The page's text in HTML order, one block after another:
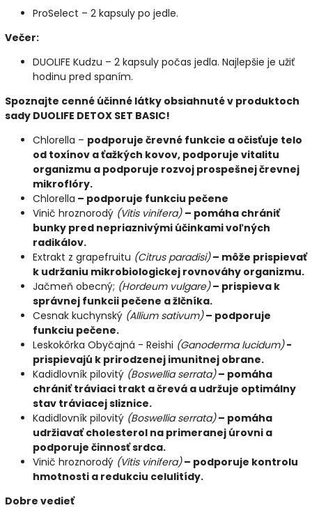
ProSelect – 2 kapsuly po jedle.
Večer:
DUOLIFE Kudzu – 2 kapsuly počas jedla. Najlepšie je užiť
hodinu pred spaním.
Spoznajte cenné účinné látky obsiahnuté v produktoch
sady DUOLIFE DETOX SET BASIC!
Chlorella – podporuje črevné funkcie a očisťuje telo
od toxínov a ťažkých kovov, podporuje vitalitu
organizmu a podporuje rozvoj prospešnej črevnej
mikroflóry.
Chlorella – podporuje funkciu pečene
Vinič hroznorodý (Vitis vinifera) – pomáha chrániť
bunky pred nepriaznivými účinkami voľných
radikálov.
Extrakt z grapefruitu (Citrus paradisi)– môže prispievať
k udržaniu mikrobiologickej rovnováhy organizmu.
Jačmeň obecný; (Hordeum vulgare)– prispieva k
správnej funkcii pečene a žlčníka.
Cesnak kuchynský (Allium sativum)– podporuje
funkciu pečene.
Leskokôrka Obyčajná - Reishi (Ganoderma lucidum)-
prispievajú k prirodzenej imunitnej obrane.
Kadidlovník pilovitý (Boswellia serrata)– pomáha
chrániť tráviaci trakt a črevá a udržuje optimálny
stav tráviacej sliznice.
Kadidlovník pilovitý (Boswellia serrata)– pomáha
udržiavať cholesterol na primeranej úrovni a
podporuje činnosť srdca.
Vinič hroznorodý (Vitis vinifera)– podporuje kontrolu
hmotnosti a redukciu celulitídy.
Dobre vedieť